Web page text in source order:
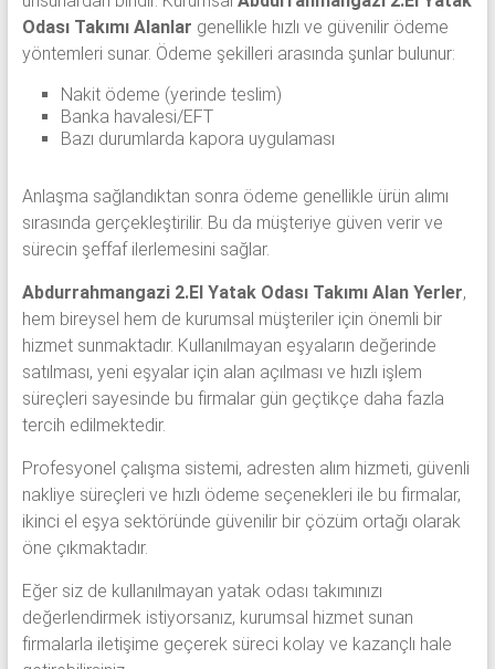
Odası Takımı Alanlar genellikle hızlı ve güvenilir ödeme
yöntemleri sunar. Ödeme şekilleri arasında şunlar bulunur:
Nakit ödeme (yerinde teslim)
Banka havalesi/EFT
Bazı durumlarda kapora uygulaması
Anlaşma sağlandıktan sonra ödeme genellikle ürün alımı
sırasında gerçekleştirilir. Bu da müşteriye güven verir ve
sürecin şeffaf ilerlemesini sağlar.
Abdurrahmangazi 2.El Yatak Odası Takımı Alan Yerler,
hem bireysel hem de kurumsal müşteriler için önemli bir
hizmet sunmaktadır. Kullanılmayan eşyaların değerinde
satılması, yeni eşyalar için alan açılması ve hızlı işlem
süreçleri sayesinde bu firmalar gün geçtikçe daha fazla
tercih edilmektedir.
Profesyonel çalışma sistemi, adresten alım hizmeti, güvenli
nakliye süreçleri ve hızlı ödeme seçenekleri ile bu firmalar,
ikinci el eşya sektöründe güvenilir bir çözüm ortağı olarak
öne çıkmaktadır.
Eğer siz de kullanılmayan yatak odası takımınızı
değerlendirmek istiyorsanız, kurumsal hizmet sunan
firmalarla iletişime geçerek süreci kolay ve kazançlı hale